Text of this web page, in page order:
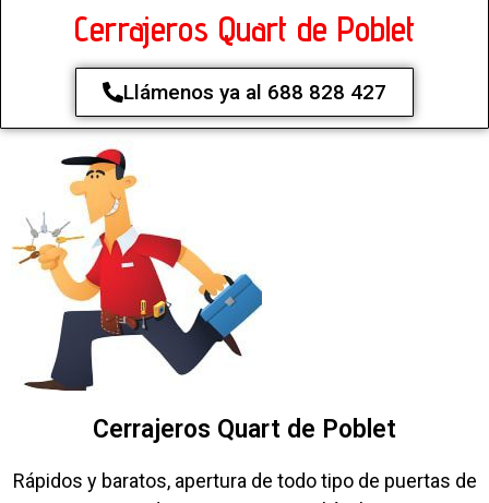
Cerrajeros Quart de Poblet
Llámenos ya al 688 828 427
Cerrajeros Quart de Poblet
Rápidos y baratos, apertura de todo tipo de puertas de